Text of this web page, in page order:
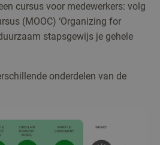
cursus voor medewerkers: volg
(MOOC) ‘Organizing for
stapsgewijs je gehele
onderdelen van de